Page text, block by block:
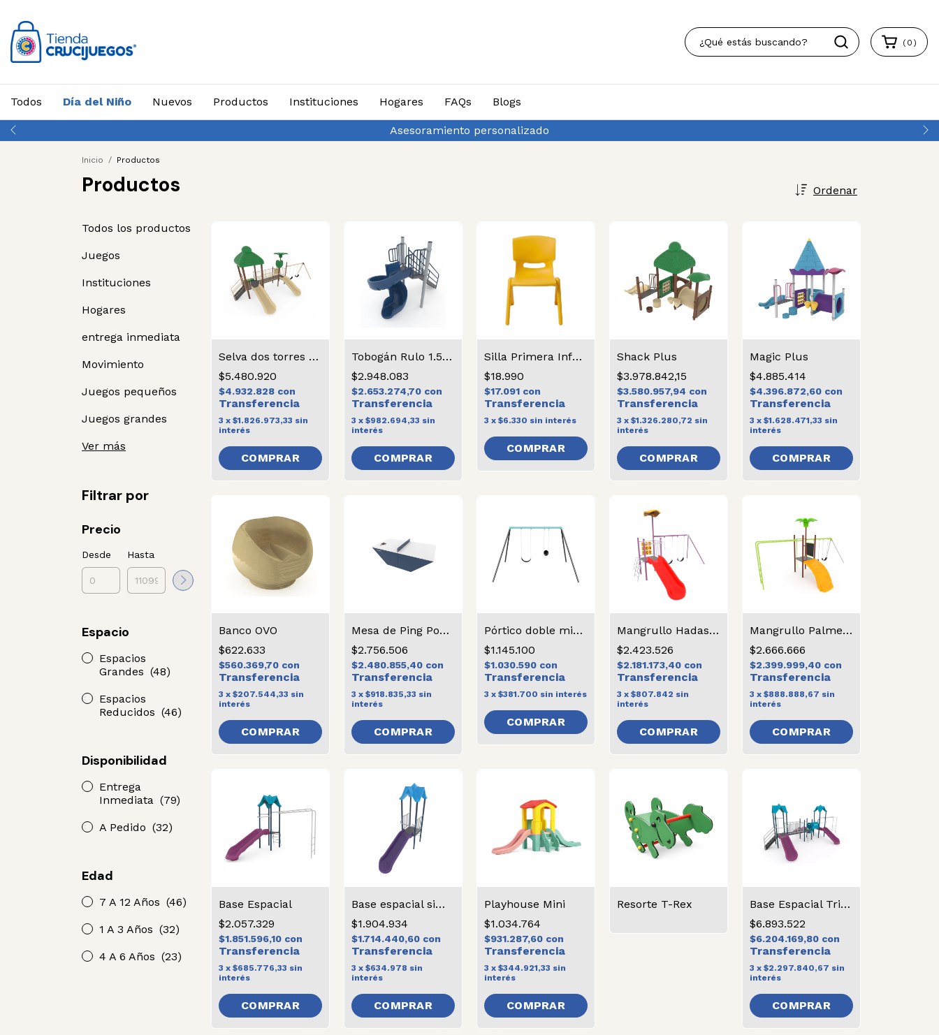
Hasta 3 cuotas sin interés y 10% de descuento por transferencia
( 0 )
Todos Día del Niño Nuevos Productos Instituciones Hogares FAQs Blogs
Inicio / Productos
Productos Ordenar
Todos los productos
Juegos
Instituciones
Hogares
entrega inmediata
Movimiento
Juegos pequeños
Juegos grandes
Ver más
Filtrar por
Precio
Desde Hasta
Espacio
Espacios
Grandes (48)
Espacios
Reducidos (46)
Disponibilidad
Entrega
Inmediata (79)
A Pedido (32)
Edad
7 A 12 Años (46)
1 A 3 Años (32)
4 A 6 Años (23)
Selva dos torres con pórtico
$5.480.920
$4.932.828 con
3 x $1.826.973,33 sin
interés
Tobogán Rulo 1.5m con Escalera
$2.948.083
$2.653.274,70 con
3 x $982.694,33 sin
interés
Silla Primera Infancia
$18.990
$17.091 con
3 x $6.330 sin interés
COMPRAR
Shack Plus
$3.978.842,15
$3.580.957,94 con
3 x $1.326.280,72 sin
interés
Magic Plus
$4.885.414
$4.396.872,60 con
3 x $1.628.471,33 sin
interés
Banco OVO
$622.633
$560.369,70 con
3 x $207.544,33 sin
interés
COMPRAR
Mesa de Ping Pong reforzada
$2.756.506
$2.480.855,40 con
3 x $918.835,33 sin
interés
Pórtico doble mixto
$1.145.100
$1.030.590 con
3 x $381.700 sin interés
Mangrullo Hadas 1 torre Jardin con pórtico
$2.423.526
$2.181.173,40 con
3 x $807.842 sin
interés
Mangrullo Palmera
$2.666.666
$2.399.999,40 con
3 x $888.888,67 sin
interés
Base Espacial
$2.057.329
$1.851.596,10 con
3 x $685.776,33 sin
interés
Base espacial simple
$1.904.934
$1.714.440,60 con
3 x $634.978 sin
interés
Playhouse Mini
$1.034.764
$931.287,60 con
3 x $344.921,33 sin
interés
Resorte T-Rex
Base Espacial Triple
$6.893.522
$6.204.169,80 con
3 x $2.297.840,67 sin
interés